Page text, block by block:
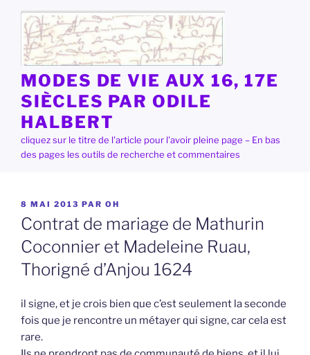
contenu
principal
MODES DE VIE AUX 16, 17E
SIÈCLES PAR ODILE
HALBERT
cliquez sur le titre de l'article pour l'avoir pleine page – En bas
des pages les outils de recherche et commentaires
PUBLIÉ
LE
8 MAI 2013 PAR OH
Contrat de mariage de Mathurin
Coconnier et Madeleine Ruau,
Thorigné d’Anjou 1624
il signe, et je crois bien que c’est seulement la seconde
fois que je rencontre un métayer qui signe, car cela est
rare.